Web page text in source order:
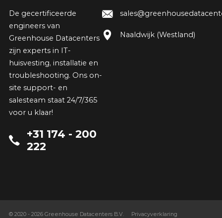
De gecertificeerde
engineers van
Greenhouse Datacenters
zijn experts in IT-
huisvesting, installatie en
troubleshooting. Ons on-
site support- en
salesteam staat 24/7/365
voor u klaar!
+31 174 - 200
222
Naaldwijk (Westland)
© 2020 - 2026 Greenhouse Datacenters B.V. Privacyverklaring